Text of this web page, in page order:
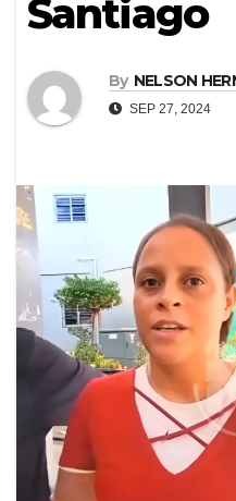
Santiago
By NELSON
SEP 27, 2024